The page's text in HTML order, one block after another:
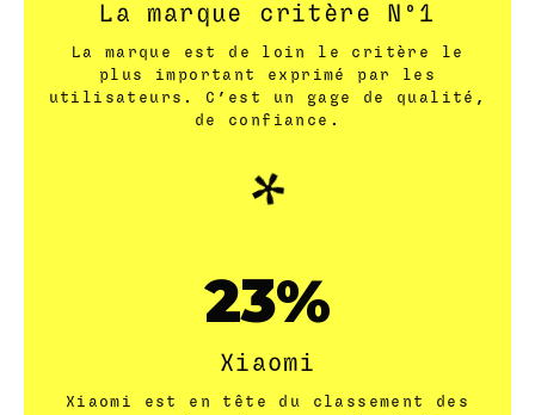
La marque critère N°1
La marque est de loin le critère le
plus important exprimé par les
utilisateurs. C’est un gage de qualité,
de confiance.
31
Xiaomi
Xiaomi est en tête du classement des